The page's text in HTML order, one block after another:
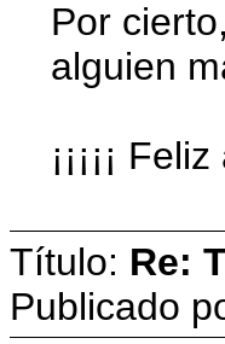
Por
alguien
¡¡¡¡¡
Título: Re:
Publicado